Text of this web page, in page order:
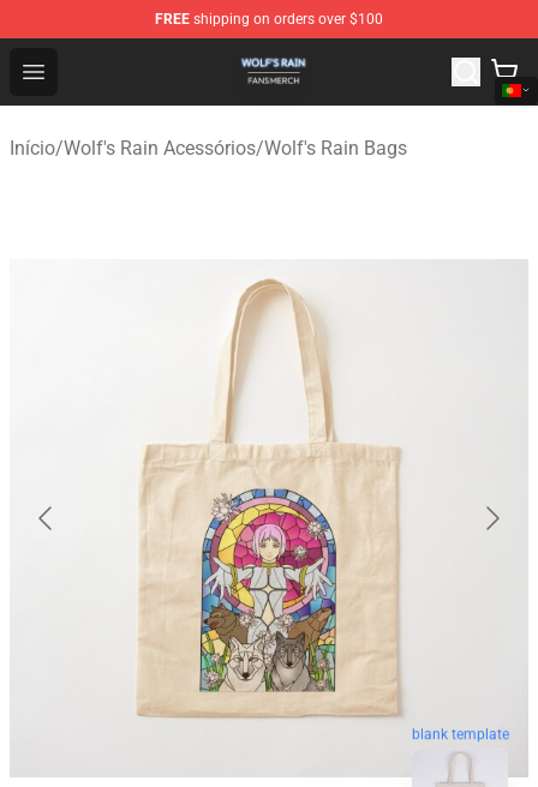
FREE shipping on orders over $100
Open menu
Wolf's Rain Shop - Official Wolf's Rain Merchandise Store
Início/Wolf's Rain Acessórios/Wolf's Rain Bags
blank template